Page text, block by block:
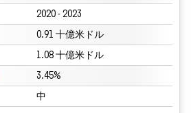
2020 - 2023
0.91 十億米ドル
1.08 十億米ドル
3.45%
中